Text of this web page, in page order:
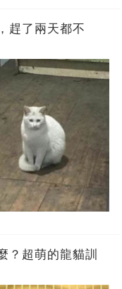
趕了兩天都不
？超萌的龍貓訓